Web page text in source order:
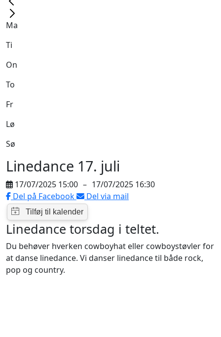
Ma
Ti
On
To
Fr
Lø
Sø
Linedance 17. juli
17/07/2025 15:00 – 17/07/2025 16:30
Del på Facebook
Del via mail
Linedance torsdag i teltet.
Du behøver hverken cowboyhat eller cowboystøvler for
at danse linedance. Vi danser linedance til både rock,
pop og country.